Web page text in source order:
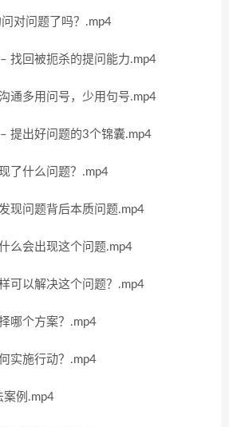
对问题了吗？.mp4
找回被扼杀的提问能力.mp4
通多用问号，少用句号.mp4
提出好问题的3个锦囊.mp4
了什么问题？.mp4
现问题背后本质问题.mp4
么会出现这个问题.mp4
可以解决这个问题？.mp4
哪个方案？.mp4
实施行动？.mp4
案例.mp4